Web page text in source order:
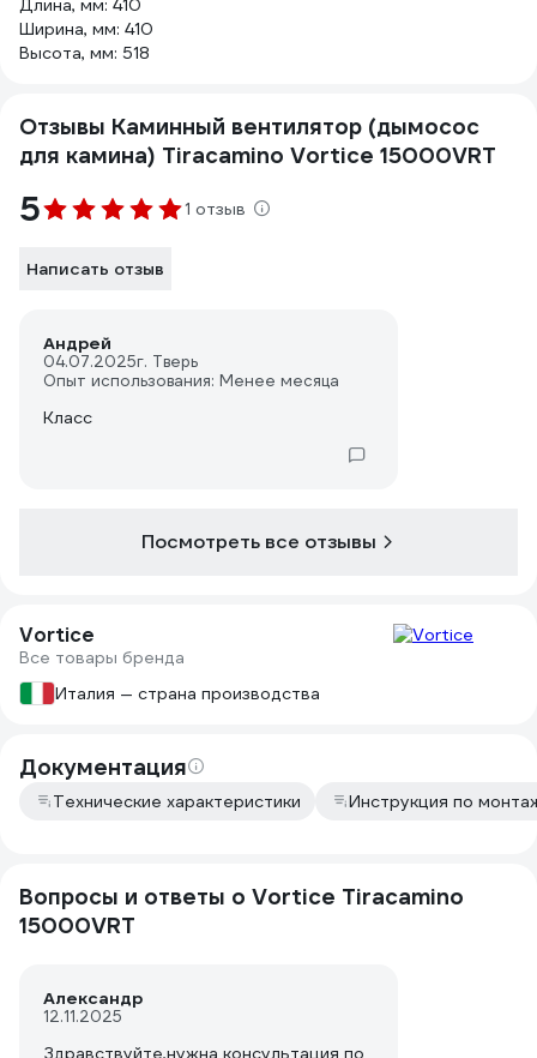
Длина, мм: 410
Ширина, мм: 410
Высота, мм: 518
Отзывы Каминный вентилятор (дымосос
для камина) Tiracamino Vortice 15000VRT
5 1 отзыв
Написать отзыв
Андрей
04.07.2025г. Тверь
Опыт использования: Менее месяца
Класс
Посмотреть все отзывы
Vortice
Все товары бренда
Италия — страна производства
Документация
Технические характеристики Инструкция по
Вопросы и ответы о Vortice Tiracamino
15000VRT
Александр
12.11.2025